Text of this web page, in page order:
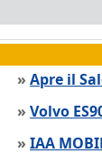
» Apre il
» Volvo
» IAA